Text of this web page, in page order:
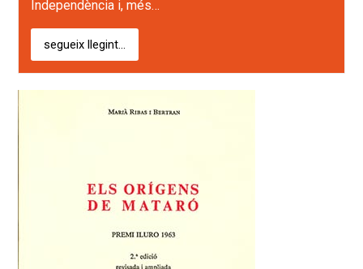
Independència i, més…
segueix llegint...